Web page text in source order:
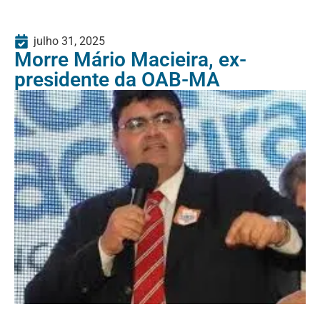
julho 31, 2025
Morre Mário Macieira, ex-
presidente da OAB-MA